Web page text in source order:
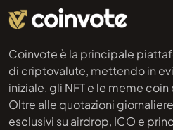
Coinvote è la principale
di criptovalute, mettendo in
iniziale, gli NFT e le meme
Oltre alle quotazioni
esclusivi su airdrop, ICO e